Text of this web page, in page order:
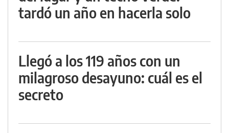
tardó un año en hacerla solo
Llegó a los 119 años con un
milagroso desayuno: cuál es el
secreto